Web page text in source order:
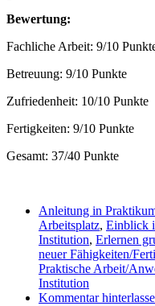
Bewertung:
Fachliche Arbeit: 9/10
Betreuung: 9/10 Punkte
Zufriedenheit: 10/10 Punkte
Fertigkeiten: 9/10 Punkte
Gesamt: 37/40 Punkte
Anleitung in
Arbeitsplatz, Einblick
Institution, Erlernen
neuer Fähigkeiten/
Praktische Arbeit/
Institution
Kommentar